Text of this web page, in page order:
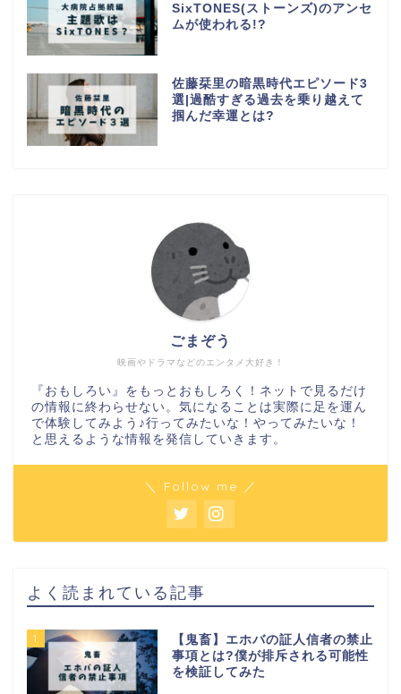
SixTONES(ストーンズ)のアンセ
ムが使われる!?
佐藤栞里の暗黒時代エピソード3
選|過酷すぎる過去を乗り越えて
掴んだ幸運とは?
映画やドラマなどのエンタメ大好き！
ごまぞう
『おもしろい』をもっとおもしろく！ネットで見るだけ
の情報に終わらせない。気になることは実際に足を運ん
で体験してみよう♪行ってみたいな！やってみたいな！
と思えるような情報を発信していきます。
＼ Follow me ／
よく読まれている記事
1
【鬼畜】エホバの証人信者の禁止
事項とは?僕が排斥される可能性
を検証してみた